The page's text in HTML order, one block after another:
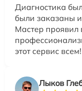
Диагностика
были заказаны
Мастер проявил
этот сервис всем!
Лыков